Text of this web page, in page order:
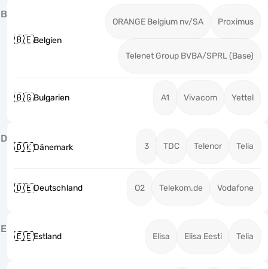
B
🇧🇪Belgien
ORANGE Belgium nv/SA Proximus
Telenet Group BVBA/SPRL (Base)
🇧🇬Bulgarien A1 Vivacom Yettel
D
🇩🇰Dänemark 3 TDC Telenor Telia
🇩🇪Deutschland O2 Telekom.de Vodafone
E
🇪🇪Estland Elisa Elisa Eesti Telia